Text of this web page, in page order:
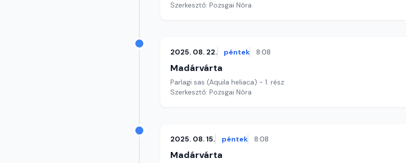
Szerkesztő: Pozsgai Nóra
2025. 08. 22. péntek 8:08
Madárvárta
Parlagi sas (Aquila heliaca) - 1. rész
Szerkesztő: Pozsgai Nóra
2025. 08. 15. péntek 8:08
Madárvárta